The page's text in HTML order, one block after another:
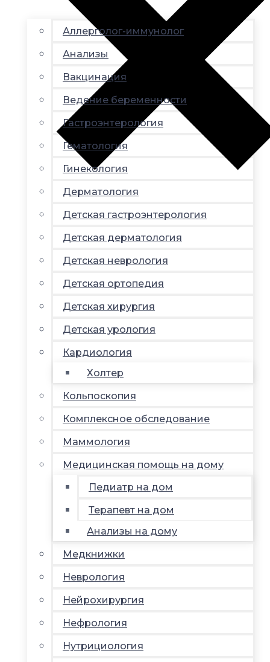
Аллерголог-иммунолог
Анализы
Вакцинация
Ведение беременности
Гастроэнтерология
Гематология
Гинекология
Дерматология
Детская гастроэнтерология
Детская дерматология
Детская неврология
Детская ортопедия
Детская хирургия
Детская урология
Кардиология
Холтер
Кольпоскопия
Комплексное обследование
Маммология
Медицинская помощь на дому
Педиатр на дом
Терапевт на дом
Анализы на дому
Медкнижки
Неврология
Нейрохирургия
Нефрология
Нутрициология